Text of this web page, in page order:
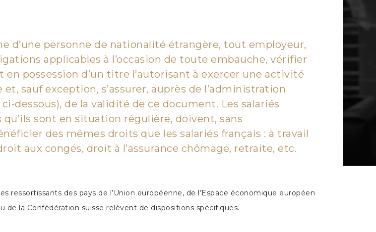
d’une personne de nationalité étrangère, tout employeur,
applicables à l’occasion de toute embauche, vérifier
en possession d’un titre l’autorisant à exercer une activité
et, sauf exception, s’assurer, auprès de l’administration
dessous), de la validité de ce document. Les salariés
qu’ils sont en situation régulière, doivent, sans
des mêmes droits que les salariés français : à travail
aux congés, droit à l’assurance chômage, retraite, etc.
ressortissants des pays de l’Union européenne, de l’Espace économique européen
de la Confédération suisse relèvent de dispositions spécifiques.